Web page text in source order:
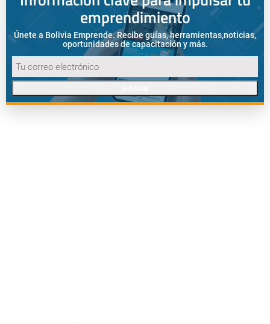
emprendimiento
Únete a Bolivia Emprende. Recibe guías, herramientas,noticias,
oportunidades de capacitación y más.